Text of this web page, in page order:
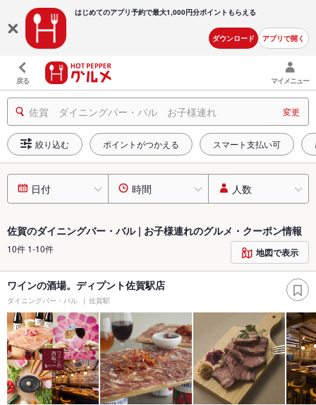
はじめてのアプリ予約で最大1,000円分ポイントもらえる
ダウンロード アプリで開く
戻る マイメニュー
佐賀 ダイニングバー・バル お子様連れ 変更
絞り込む ポイントがつかえる スマート支払い可
日付 時間 人数
佐賀のダイニングバー・バル | お子様連れのグルメ・クーポン情報
10件 1-10件 地図で表示
ワインの酒場。ディプント佐賀駅店
ダイニングバー・バル 佐賀駅